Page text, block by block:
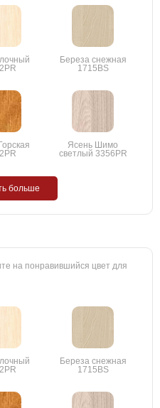
Береза снежная
1715BS
Ясень Шимо
светлый 3356PR
больше
на понравившийся цвет для
Береза снежная
1715BS